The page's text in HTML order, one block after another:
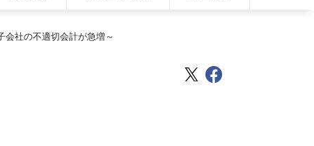
社の不適切会計が急増～